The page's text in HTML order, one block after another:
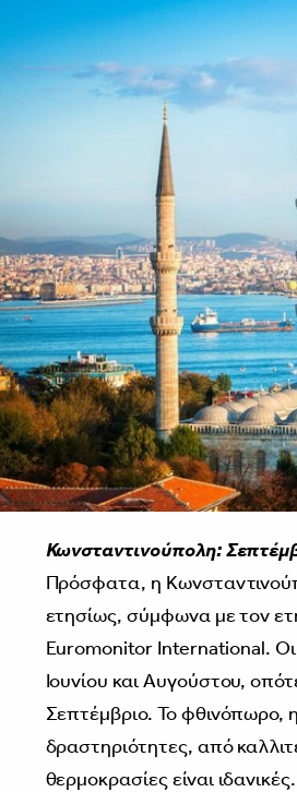
Κωνσταντινούπολη:
Πρόσφατα, η
ετησίως, σύμφωνα με τον
Euromonitor International. Οι
Ιουνίου και Αυγούστου,
Σεπτέμβριο. Το φθινόπωρο,
δραστηριότητες, από
θερμοκρασίες είναι ιδανικές.